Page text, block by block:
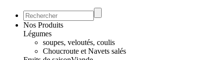
Nos Produits
Légumes
soupes, veloutés, coulis
Choucroute et Navets salés